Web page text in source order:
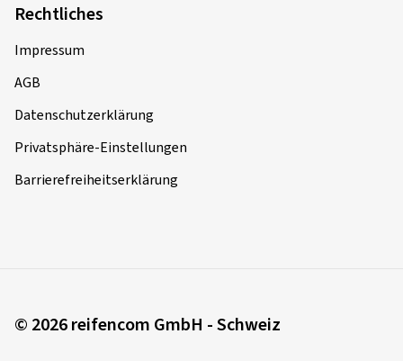
Rechtliches
Impressum
AGB
Datenschutzerklärung
Privatsphäre-Einstellungen
Barrierefreiheitserklärung
© 2026 reifencom GmbH - Schweiz